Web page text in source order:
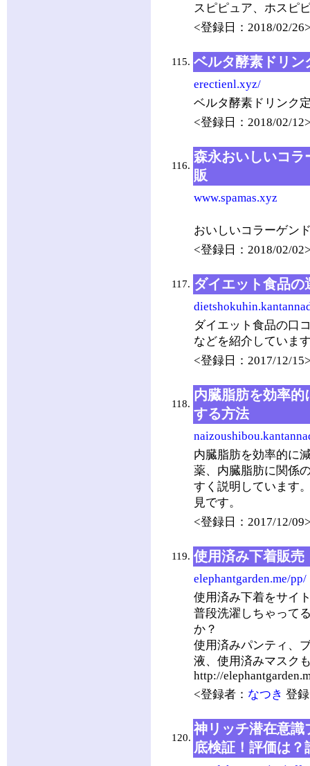
スピピュア、ホスピ
<登録日：2018/02/
115. ベルタ酵素ドリン
erectienl.xyz/
ベルタ酵素ドリンク
<登録日：2018/02/
116.
森永おいしいコラ
販
www.spamas.xyz
おいしいコラーゲン
<登録日：2018/02/
117. ダイエット食品
ダイエット食品の口
などを紹介していま
<登録日：2017/12/
118.
内臓脂肪を効率
する方法
内臓脂肪を効率的に
薬、内臓脂肪に関係
すく説明しています
見です。
<登録日：2017/12/
119. 使用済み下着販売
elephantgarden.me/pp/
使用済み下着をサイ
普段洗濯しちゃって
か？
使用済みパンティ、
液、使用済みマスク
http://
<登録者： なつき 登
120.
神リッチ潜在意識
底検証！評価は？